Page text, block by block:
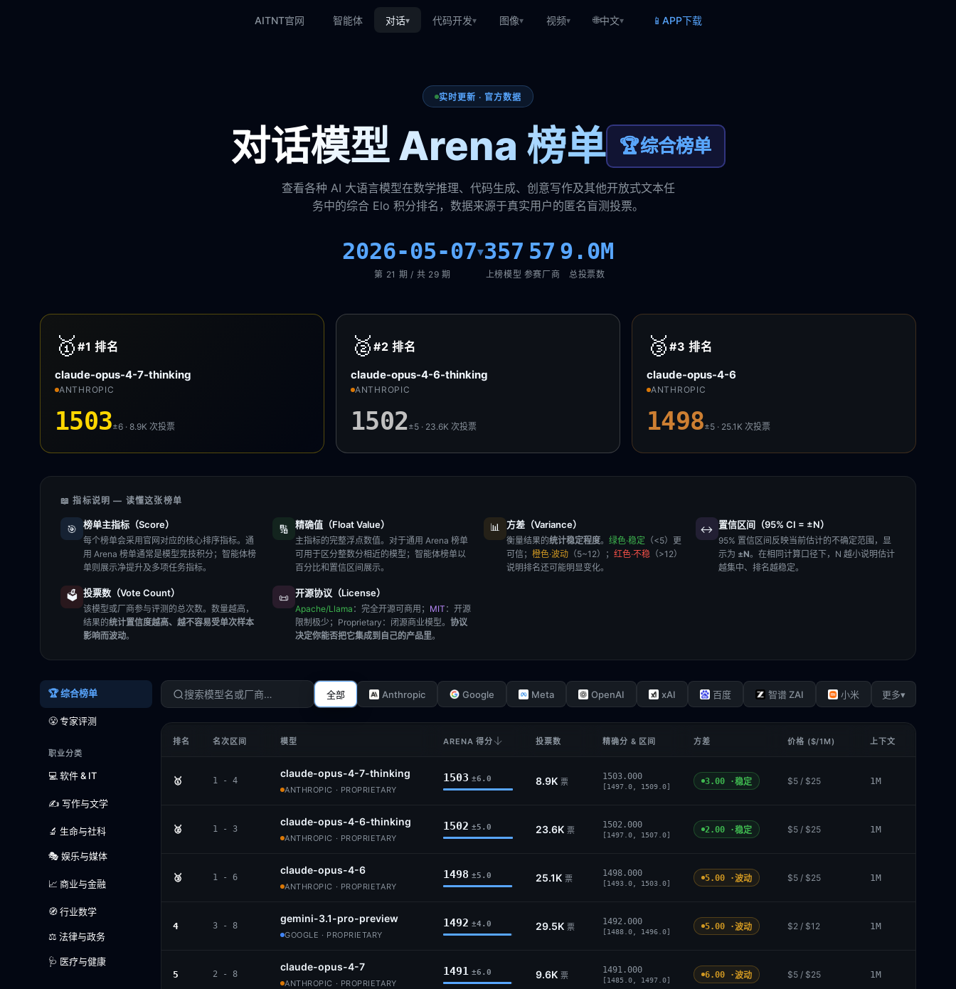
AITNT官网 智能体 对话▾ 代码开发▾ 图像▾ 视频▾ 🌐中文▾ 📱 APP下载
实时更新 · 官方数据
对话模型 Arena 榜单 🏆综合榜单
查看各种 AI 大语言模型在数学推理、代码生成、创意写作及其他开放式文本任
务中的综合 Elo 积分排名，数据来源于真实用户的匿名盲测投票。
2026-05-07▾
第 21 期 / 共 29 期
357
上榜模型
57
参赛厂商
9.0M
总投票数
🥇 #1排名
claude-opus-4-7-thinking
ANTHROPIC
1503±6 · 8.9K次投票
🥈 #2排名
claude-opus-4-6-thinking
ANTHROPIC
1502±5 · 23.6K次投票
🥉 #3排名
claude-opus-4-6
ANTHROPIC
1498±5 · 25.1K次投票
📖 指标说明 — 读懂这张榜单
🎯 榜单主指标（Score）
每个榜单会采用官网对应的核心排序指标。通
用 Arena 榜单通常是模型竞技积分；智能体榜
单则展示净提升及多项任务指标。
🔢 精确值（Float Value）
主指标的完整浮点数值。对于通用 Arena 榜单
可用于区分整数分相近的模型；智能体榜单以
百分比和置信区间展示。
📊 方差（Variance）
衡量结果的统计稳定程度。 绿色·稳定 （<5）更
可信； 橙色·波动 （5~12）； 红色·不稳 （>12）
说明排名还可能明显变化。
↔️ 置信区间（95% CI = ±N）
95% 置信区间反映当前估计的不确定范围，显
示为 ±N。在相同计算口径下，N 越小说明估计
越集中、排名越稳定。
🗳️ 投票数（Vote Count）
该模型或厂商参与评测的总次数。数量越高，
结果的统计置信度越高、越不容易受单次样本
影响而波动。
📜 开源协议（License）
Apache/Llama ：完全开源可商用； MIT ：开源
限制极少； Proprietary ：闭源商业模型。 协议
决定你能否把它集成到自己的产品里。
🏆 综合榜单
😤 专家评测
职业分类
💻 软件 & IT
✍️ 写作与文学
🔬 生命与社科
🎭 娱乐与媒体
📈 商业与金融
🧭 行业数学
⚖️ 法律与政务
🩺 医疗与健康
全部 Anthropic Google Meta OpenAI xAI 百度 智谱 ZAI 小米 更多▾
排名 名次区间 模型 ARENA 得分 投票数 精确分 & 区间 方差 价格 ($/1M) 上下文
🥇 1 - 4
claude-opus-4-7-thinking
ANTHROPIC · PROPRIETARY
1503 ±6.0 8.9K 票
1503.000
[1497.0, 1509.0]
3.00 ·稳定 $5 / $25 1M
🥈 1 - 3
claude-opus-4-6-thinking
ANTHROPIC · PROPRIETARY
1502 ±5.0 23.6K 票
1502.000
[1497.0, 1507.0]
2.00 ·稳定 $5 / $25 1M
🥉 1 - 6
claude-opus-4-6
ANTHROPIC · PROPRIETARY
1498 ±5.0 25.1K 票
1498.000
[1493.0, 1503.0]
5.00 ·波动 $5 / $25 1M
4 3 - 8
gemini-3.1-pro-preview
GOOGLE · PROPRIETARY
1492 ±4.0 29.5K 票
1492.000
[1488.0, 1496.0]
5.00 ·波动 $2 / $12 1M
5 2 - 8
claude-opus-4-7
ANTHROPIC · PROPRIETARY
1491 ±6.0 9.6K 票
1491.000
[1485.0, 1497.0]
6.00 ·波动 $5 / $25 1M